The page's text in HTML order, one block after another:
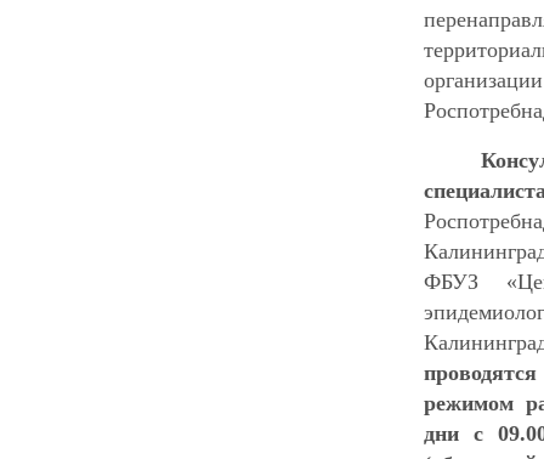
организации
ФБУЗ
режимом
дни с